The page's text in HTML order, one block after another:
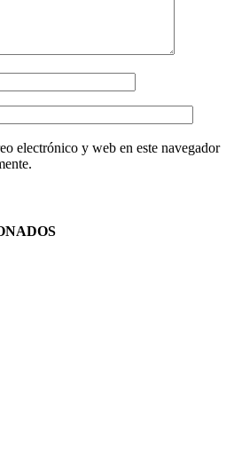
electrónico y web en este navegador